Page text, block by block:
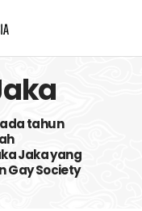
tahun
Jaka yang
Gay Society